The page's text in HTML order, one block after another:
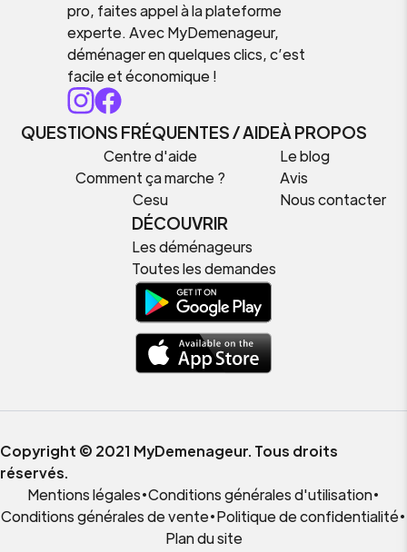
pro, faites appel à la plateforme
experte. Avec MyDemenageur,
déménager en quelques clics, c’est
facile et économique !
QUESTIONS FRÉQUENTES / AIDE
Centre d'aide
Comment ça marche ?
Cesu
À PROPOS
Le blog
Avis
Nous contacter
DÉCOUVRIR
Les déménageurs
Toutes les demandes
Copyright © 2021 MyDemenageur. Tous droits
réservés.
Mentions légales•Conditions générales d'utilisation•
Conditions générales de vente•Politique de confidentialité•
Plan du site